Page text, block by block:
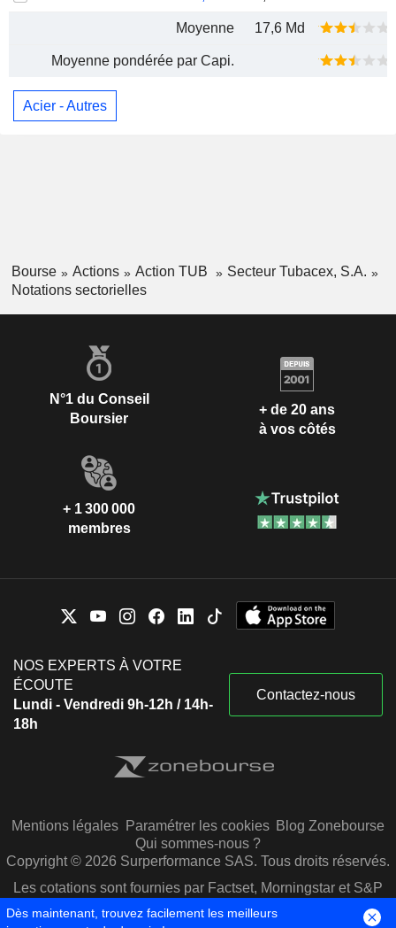
Moyenne 17,6 Md
Moyenne pondérée par Capi.
Acier - Autres
Bourse Actions Action TUB
Secteur Tubacex, S.A.
Notations sectorielles
N°1 du Conseil
Boursier
+ de 20 ans
à vos côtés
+ 1 300 000
membres
NOS EXPERTS À VOTRE
ÉCOUTE
Lundi - Vendredi 9h-12h / 14h-
18h
Contactez-nous
Mentions légales Paramétrer les cookies Blog Zonebourse
Qui sommes-nous ?
Copyright © 2026 Surperformance SAS. Tous droits réservés.
Les cotations sont fournies par Factset, Morningstar et S&P
Capital IQ
Dès maintenant, trouvez facilement les meilleurs